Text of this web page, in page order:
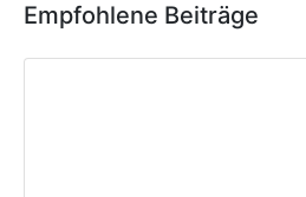
Empfohlene Beiträge